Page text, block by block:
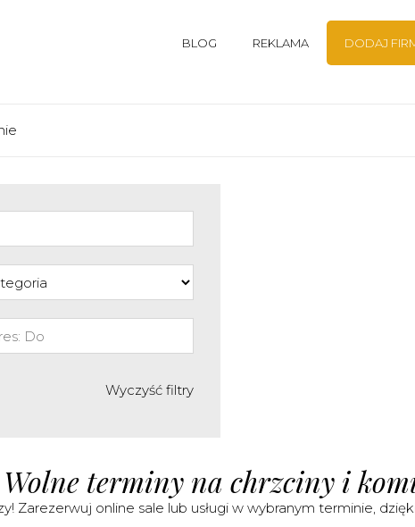
BLOG REKLAMA DODAJ
Wyczyść filtry
Wolne terminy na chrzciny i
Zarezerwuj online sale lub usługi w wybranym terminie,